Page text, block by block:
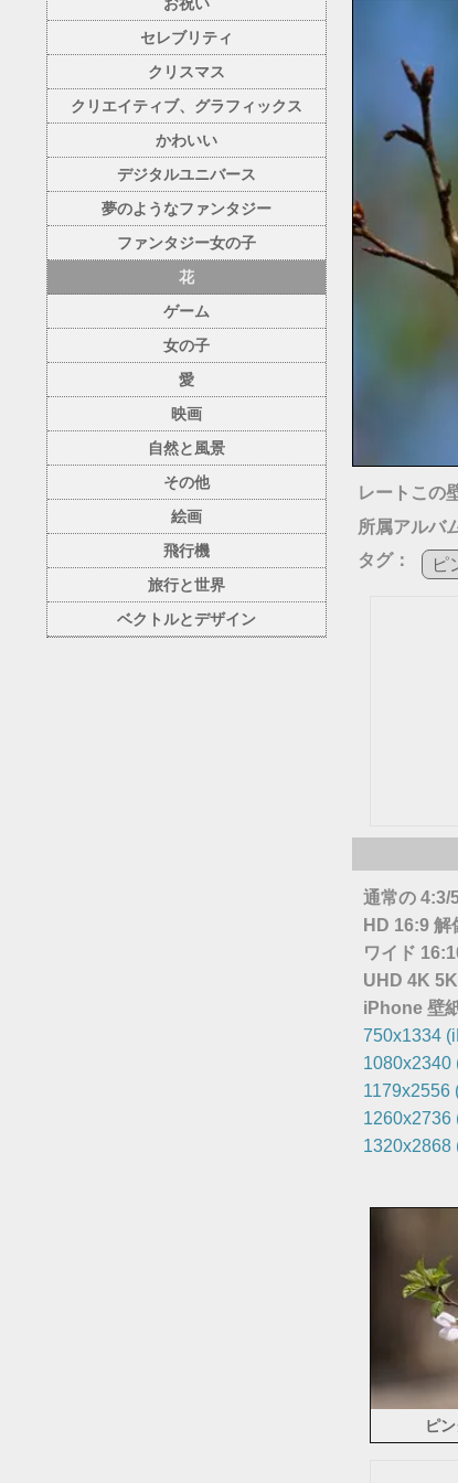
セレブリティ
クリスマス
クリエイティブ、グラフィックス
かわいい
デジタルユニバース
夢のようなファンタジー
ファンタジー女の子
花
ゲーム
女の子
愛
映画
自然と風景
その他
絵画
飛行機
旅行と世界
ベクトルとデザイン
レートこの
所属アルバ
タグ：
ピ
通常の 4:3/
HD 16:9 解
ワイド
UHD 4K
iPhone 壁
750x1334
1080x2340
1179x2556
1260x2736
1320x2868
ピ